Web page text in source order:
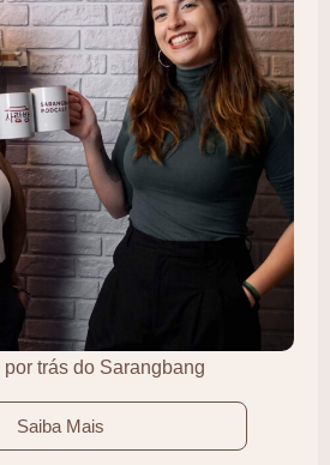
trás do Sarangbang
Saiba Mais